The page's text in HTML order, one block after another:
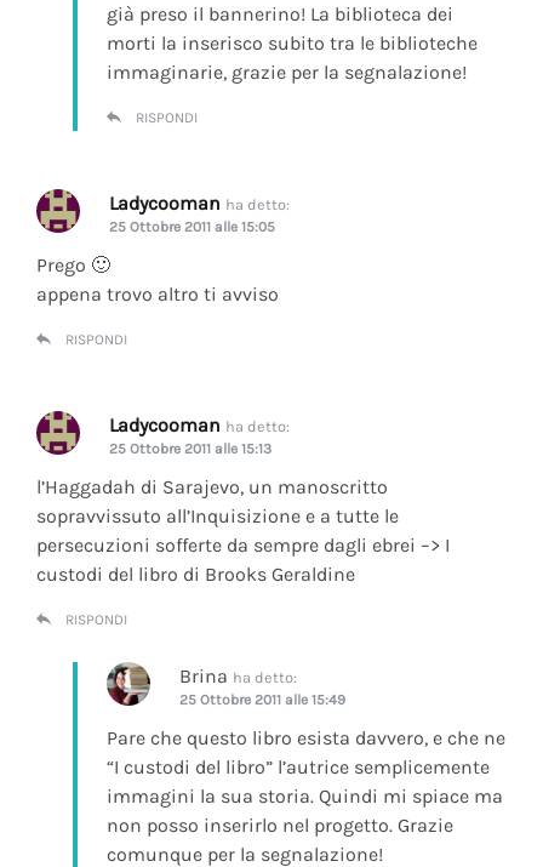
già preso il bannerino! La biblioteca dei
morti la inserisco subito tra le biblioteche
immaginarie, grazie per la segnalazione!
RISPONDI
Ladycooman ha detto:
25 Ottobre 2011 alle 15:05
Prego 🙂
appena trovo altro ti avviso
RISPONDI
Ladycooman ha detto:
25 Ottobre 2011 alle 15:13
l’Haggadah di Sarajevo, un manoscritto
sopravvissuto all’Inquisizione e a tutte le
persecuzioni sofferte da sempre dagli ebrei –> I
custodi del libro di Brooks Geraldine
RISPONDI
Brina ha detto:
25 Ottobre 2011 alle 15:49
Pare che questo libro esista davvero, e che ne
“I custodi del libro” l’autrice semplicemente
immagini la sua storia. Quindi mi spiace ma
non posso inserirlo nel progetto. Grazie
comunque per la segnalazione!